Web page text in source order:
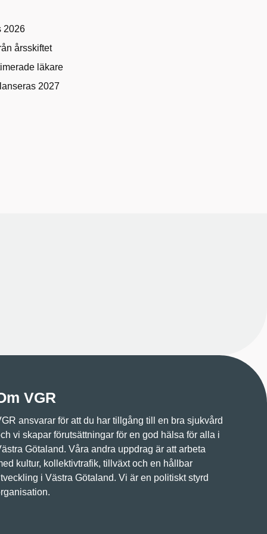
2026
årsskiftet
läkare
2027
VGR
ansvarar för att du har tillgång till en bra sjukvård
vi skapar förutsättningar för en god hälsa för alla i
Götaland. Våra andra uppdrag är att arbeta
kultur, kollektivtrafik, tillväxt och en hållbar
i Västra Götaland. Vi är en politiskt styrd